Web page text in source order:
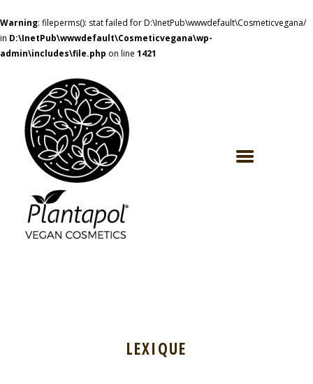
Warning: fileperms(): stat failed for D:\InetPub\wwwdefault\Cosmeticvegana/
in D:\InetPub\wwwdefault\Cosmeticvegana\wp-
admin\includes\file.php on line 1421
LEXIQUE